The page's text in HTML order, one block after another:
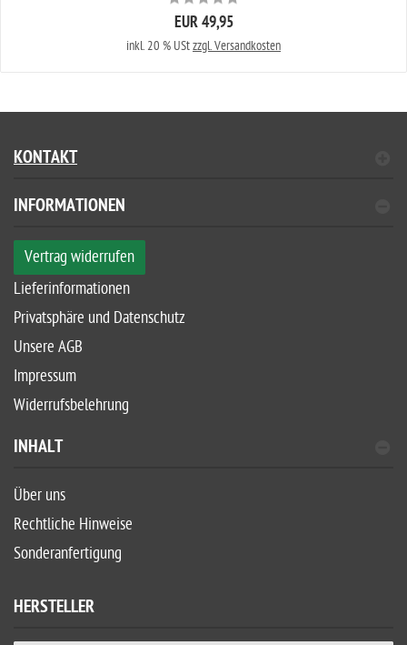
EUR 49,95
inkl. 20 % UStzzgl. Versandkosten
KONTAKT
INFORMATIONEN
Vertrag widerrufen
Lieferinformationen
Privatsphäre und Datenschutz
Unsere AGB
Impressum
Widerrufsbelehrung
INHALT
Über uns
Rechtliche Hinweise
Sonderanfertigung
HERSTELLER